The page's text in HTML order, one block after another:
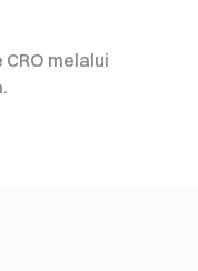
melalui